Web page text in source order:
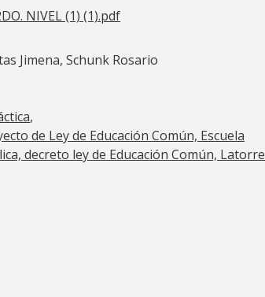
NIVEL (1) (1).pdf
Jimena, Schunk Rosario
de Ley de Educación Común, Escuela
decreto ley de Educación Común, Latorre